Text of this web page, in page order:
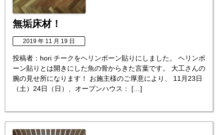
無垢床材！
2019 年 11 月 19 日
投稿者：hori チークをヘリンボーン貼りにしました。 ヘリンボ
ーン貼りとは開きにした魚の骨からきた言葉です。 大工さんの
腕の見せ所になります！ お施主様のご厚意により、 11月23日
（土）24日（日）、オープンハウス： […]